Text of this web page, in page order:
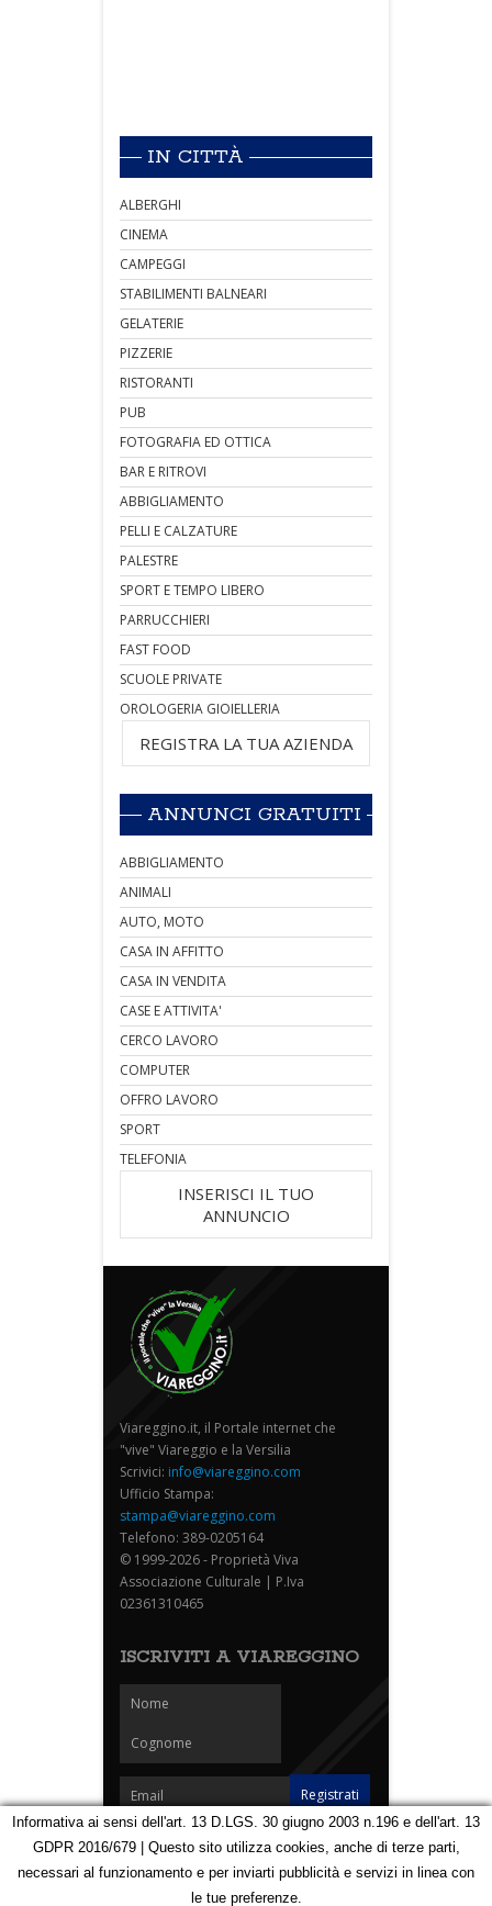
IN CITTÀ
ALBERGHI
CINEMA
CAMPEGGI
STABILIMENTI BALNEARI
GELATERIE
PIZZERIE
RISTORANTI
PUB
FOTOGRAFIA ED OTTICA
BAR E RITROVI
ABBIGLIAMENTO
PELLI E CALZATURE
PALESTRE
SPORT E TEMPO LIBERO
PARRUCCHIERI
FAST FOOD
SCUOLE PRIVATE
OROLOGERIA GIOIELLERIA
REGISTRA LA TUA AZIENDA
ANNUNCI GRATUITI
ABBIGLIAMENTO
ANIMALI
AUTO, MOTO
CASA IN AFFITTO
CASA IN VENDITA
CASE E ATTIVITA'
CERCO LAVORO
COMPUTER
OFFRO LAVORO
SPORT
TELEFONIA
INSERISCI IL TUO
ANNUNCIO
Viareggino.it, il Portale internet che
"vive" Viareggio e la Versilia
Scrivici: info@viareggino.com
Ufficio Stampa:
stampa@viareggino.com
Telefono: 389-0205164
© 1999-2026 - Proprietà Viva
Associazione Culturale | P.Iva
02361310465
ISCRIVITI A VIAREGGINO
Homepage Notizie Speciali Eventi Foto Carnevale
Partners
Contatti
Informativa ai sensi dell'art. 13 D.LGS. 30 giugno 2003 n.196 e dell'art. 13
GDPR 2016/679 | Questo sito utilizza cookies, anche di terze parti,
necessari al funzionamento e per inviarti pubblicità e servizi in linea con
le tue preferenze.